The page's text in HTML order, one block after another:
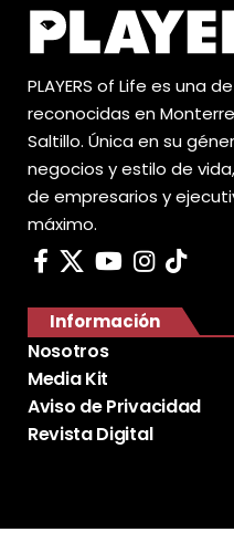
PLAYERS of Life es una
reconocidas en
Saltillo. Única en su
negocios y estilo de
de empresarios y
máximo.
Información
Nosotros
Media Kit
Aviso de Privacidad
Revista Digital